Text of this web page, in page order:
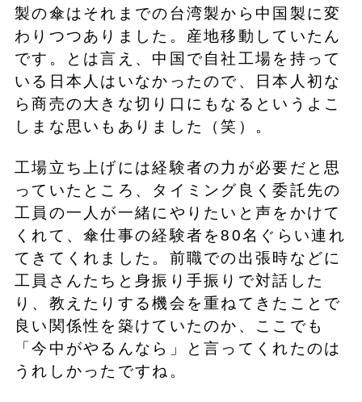
製の傘はそれまでの台湾製から中国製に変
わりつつありました。産地移動していたん
です。とは言え、中国で自社工場を持って
いる日本人はいなかったので、日本人初な
ら商売の大きな切り口にもなるというよこ
しまな思いもありました（笑）。
工場立ち上げには経験者の力が必要だと思
っていたところ、タイミング良く委託先の
工員の一人が一緒にやりたいと声をかけて
くれて、傘仕事の経験者を80名ぐらい連れ
てきてくれました。前職での出張時などに
工員さんたちと身振り手振りで対話した
り、教えたりする機会を重ねてきたことで
良い関係性を築けていたのか、ここでも
「今中がやるんなら」と言ってくれたのは
うれしかったですね。